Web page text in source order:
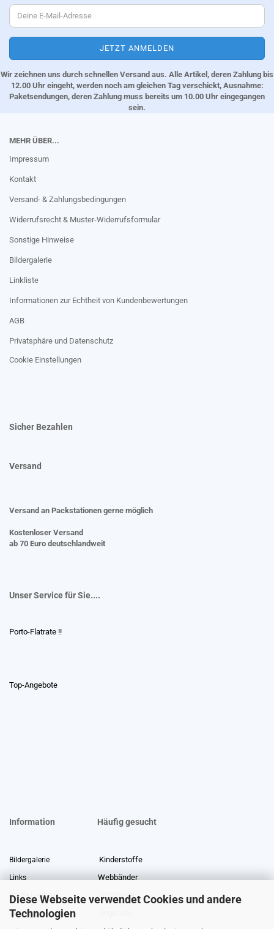
Diese Webseite verwendet Cookies und andere
Technologien
Wir zeichnen uns durch schnellen Versand aus. Alle Artikel, deren Zahlung bis
12.00 Uhr eingeht, werden noch am gleichen Tag verschickt, Ausnahme:
Paketsendungen, deren Zahlung muss bereits um 10.00 Uhr eingegangen
sein.
MEHR ÜBER...
Impressum
Kontakt
Versand- & Zahlungsbedingungen
Widerrufsrecht & Muster-Widerrufsformular
Sonstige Hinweise
Bildergalerie
Linkliste
Informationen zur Echtheit von Kundenbewertungen
AGB
Privatsphäre und Datenschutz
Cookie Einstellungen
Sicher Bezahlen
Versand
Versand an Packstationen gerne möglich
Kostenloser Versand
ab 70 Euro deutschlandweit
Unser Service für Sie....
Porto-Flatrate !!
Top-Angebote
Information Häufig gesucht
Bildergalerie Kinderstoffe
Links Webbänder
Stoffe Lexikon Stoffreste
Über uns